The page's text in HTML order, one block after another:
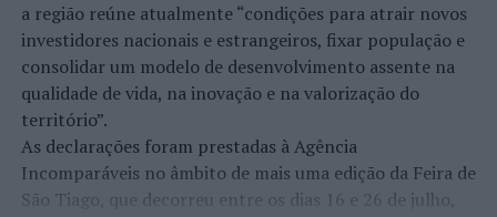
PRÓXIMO
Amadora: PSP recupera viatura furtada em Odivelas
Autarquia de Sintra renova protocolo de funcionamento
do Centro de Acolhimento
a região reúne atualmente “condições para atrair novos
investidores nacionais e estrangeiros, fixar população e
consolidar um modelo de desenvolvimento assente na
qualidade de vida, na inovação e na valorização do
território”.
As declarações foram prestadas à Agência
Incomparáveis no âmbito de mais uma edição da Feira de
São Tiago, que decorreu entre os dias 16 e 26 de julho,